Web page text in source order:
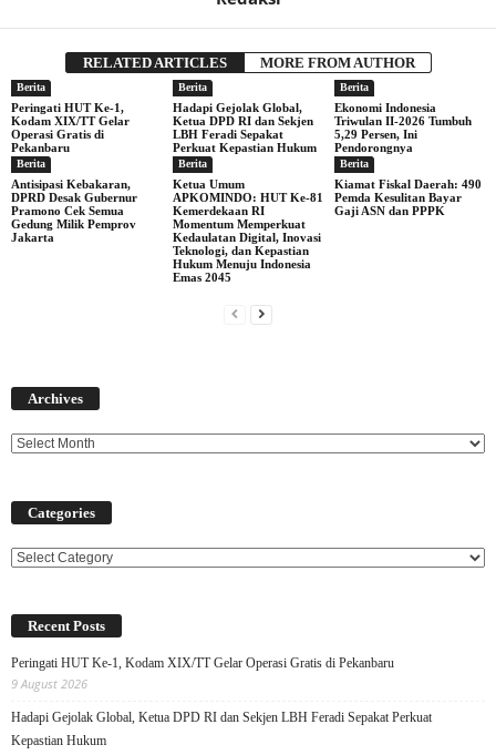
RELATED ARTICLES MORE FROM AUTHOR
Berita
Peringati HUT Ke-1,
Kodam XIX/TT Gelar
Operasi Gratis di
Pekanbaru
Berita
Hadapi Gejolak Global,
Ketua DPD RI dan Sekjen
LBH Feradi Sepakat
Perkuat Kepastian Hukum
Berita
Ekonomi Indonesia
Triwulan II-2026 Tumbuh
5,29 Persen, Ini
Pendorongnya
Berita
Antisipasi Kebakaran,
DPRD Desak Gubernur
Pramono Cek Semua
Gedung Milik Pemprov
Jakarta
Berita
Ketua Umum
APKOMINDO: HUT Ke-81
Kemerdekaan RI
Momentum Memperkuat
Kedaulatan Digital, Inovasi
Teknologi, dan Kepastian
Hukum Menuju Indonesia
Emas 2045
Berita
Kiamat Fiskal Daerah: 490
Pemda Kesulitan Bayar
Gaji ASN dan PPPK
Archives
Categories
Categories
Recent Posts
Peringati HUT Ke-1, Kodam XIX/TT Gelar Operasi Gratis di Pekanbaru
9 August 2026
Hadapi Gejolak Global, Ketua DPD RI dan Sekjen LBH Feradi Sepakat Perkuat
Kepastian Hukum